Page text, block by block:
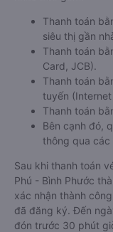
Thanh toán
siêu thị gần
Thanh toán
Card, JCB).
Thanh toán
tuyến (Internet
Thanh toán
Bên cạnh đó,
thông qua các
Sau khi thanh toán
Phú - Bình Phước
xác nhận thành
đã đăng ký. Đến
đón trước 30 phút